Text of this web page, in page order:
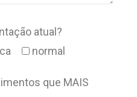
atual?
normal
que MAIS